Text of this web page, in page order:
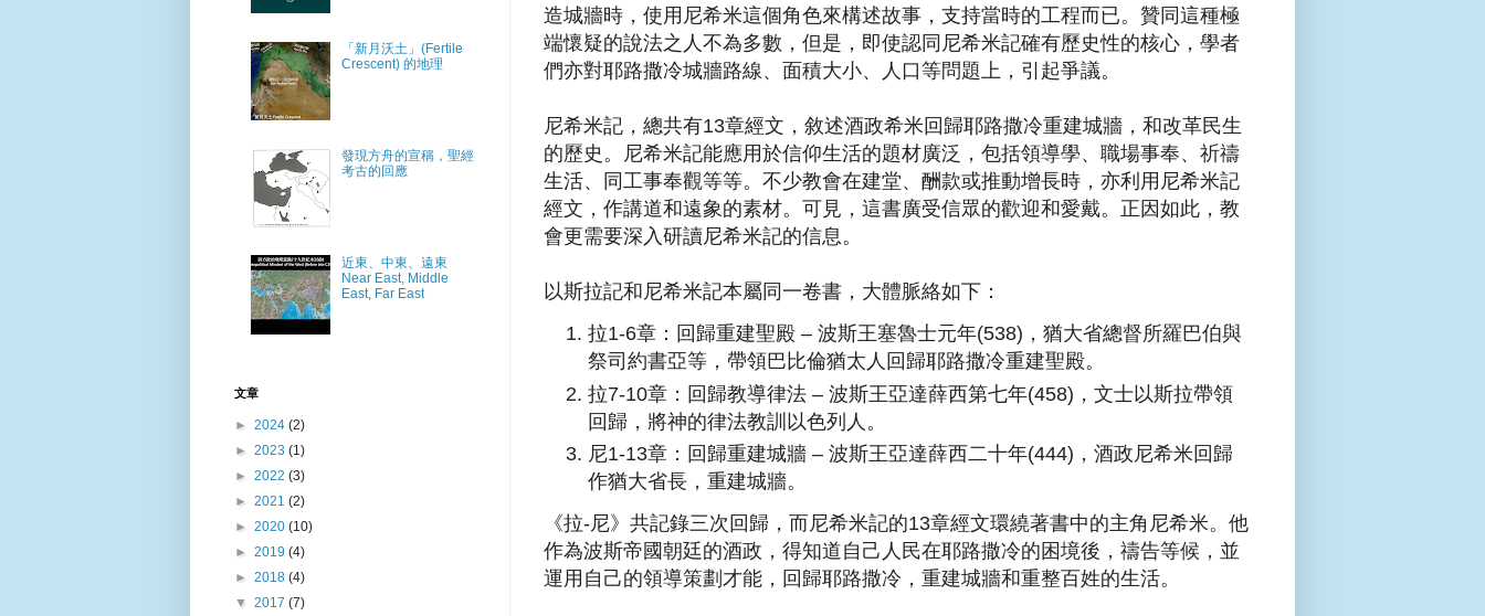
造城牆時，使用尼希米這個角色來構述故事，支持當時的工程而已。贊同這種極
端懷疑的說法之人不為多數，但是，即使認同尼希米記確有歷史性的核心，學者
們亦對耶路撒冷城牆路線、面積大小、人口等問題上，引起爭議。
尼希米記，總共有13章經文，敘述酒政希米回歸耶路撒冷重建城牆，和改革民生
的歷史。尼希米記能應用於信仰生活的題材廣泛，包括領導學、職場事奉、祈禱
生活、同工事奉觀等等。不少教會在建堂、酬款或推動增長時，亦利用尼希米記
經文，作講道和遠象的素材。可見，這書廣受信眾的歡迎和愛戴。正因如此，教
會更需要深入研讀尼希米記的信息。
以斯拉記和尼希米記本屬同一卷書，大體脈絡如下：
拉1-6章：回歸重建聖殿 – 波斯王塞魯士元年(538)，猶大省總督所羅巴伯與
祭司約書亞等，帶領巴比倫猶太人回歸耶路撒冷重建聖殿。
拉7-10章：回歸教導律法 – 波斯王亞達薛西第七年(458)，文士以斯拉帶領
回歸，將神的律法教訓以色列人。
尼1-13章：回歸重建城牆 – 波斯王亞達薛西二十年(444)，酒政尼希米回歸
作猶大省長，重建城牆。
《拉-尼》共記錄三次回歸，而尼希米記的13章經文環繞著書中的主角尼希米。他
作為波斯帝國朝廷的酒政，得知道自己人民在耶路撒冷的困境後，禱告等候，並
運用自己的領導策劃才能，回歸耶路撒冷，重建城牆和重整百姓的生活。
「新月沃土」(Fertile
Crescent) 的地理
發現方舟的宣稱，聖經
考古的回應
近東、中東、遠東
Near East, Middle
East, Far East
文章
► 2024 (2)
► 2023 (1)
► 2022 (3)
► 2021 (2)
► 2020 (10)
► 2019 (4)
► 2018 (4)
▼ 2017 (7)